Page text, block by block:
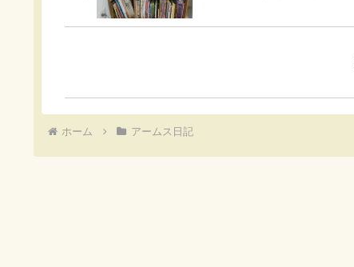
k
ホーム アームス日記